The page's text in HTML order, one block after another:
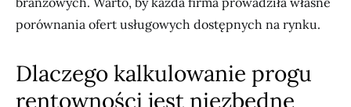
porównania ofert usługowych dostępnych na rynku.
Dlaczego kalkulowanie progu
rentowności jest niezbędne